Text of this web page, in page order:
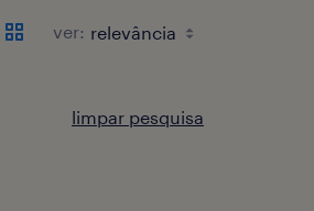
ver:
limpar pesquisa